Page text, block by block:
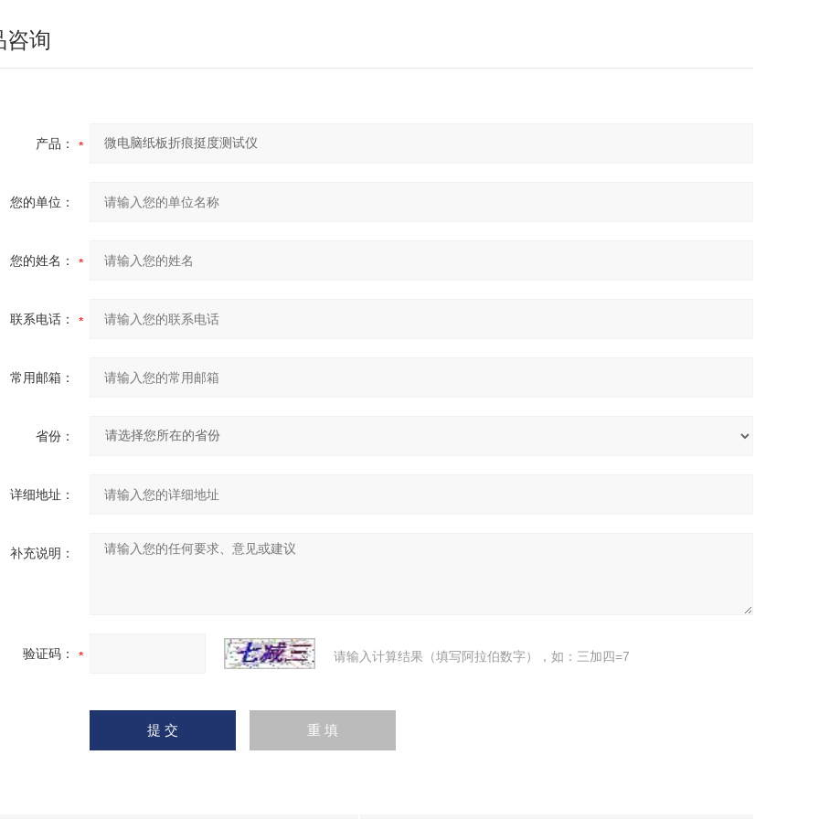
咨询
产品：
您的单位：
您的姓名：
联系电话：
常用邮箱：
省份：
详细地址：
补充说明：
验证码： 请输入计算结果（填写阿拉伯数字），如：三加四=7